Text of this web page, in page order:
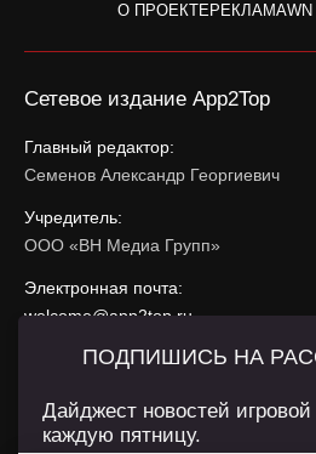
О ПРОЕКТЕРЕКЛАМАWN
Сетевое издание App2Top
Главный редактор:
Семенов Александр Георгиевич
Учредитель:
ООО «ВН Медиа Групп»
Электронная почта:
welcome@app2top.ru
При использовании материалов
Сайт использует IP адреса, cookie,
ПОДПИШИСЬ НА
Дайджест новостей
каждую пятницу.